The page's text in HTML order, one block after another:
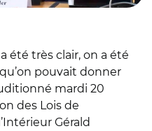
été très clair, on a été
pouvait donner
mardi 20
des Lois de
Gérald